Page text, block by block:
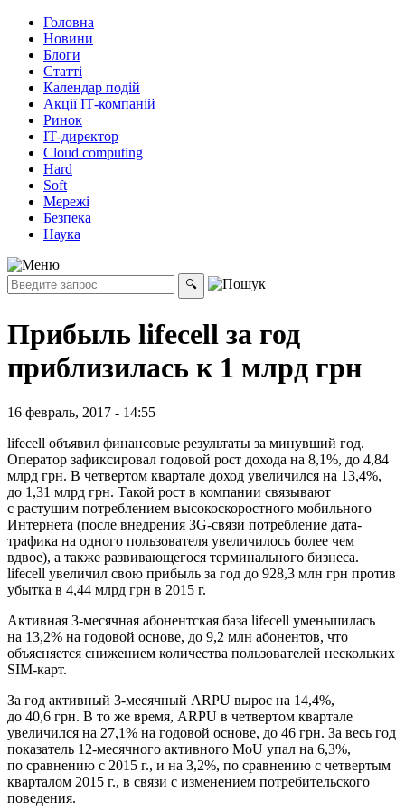
Головна
Новини
Блоги
Статті
Календар подій
Акції ІТ-компаній
Ринок
ІТ-директор
Cloud computing
Hard
Soft
Мережі
Безпека
Наука
Прибыль lifecell за год
приблизилась к 1 млрд грн
16 февраль, 2017 - 14:55
lifecell объявил финансовые результаты за минувший год.
Оператор зафиксировал годовой рост дохода на 8,1%, до 4,84
млрд грн. В четвертом квартале доход увеличился на 13,4%,
до 1,31 млрд грн. Такой рост в компании связывают
с растущим потреблением высокоскоростного мобильного
Интернета (после внедрения 3G-связи потребление дата-
трафика на одного пользователя увеличилось более чем
вдвое), а также развивающегося терминального бизнеса.
lifecell увеличил свою прибыль за год до 928,3 млн грн против
убытка в 4,44 млрд грн в 2015 г.
Активная 3-месячная абонентская база lifecell уменьшилась
на 13,2% на годовой основе, до 9,2 млн абонентов, что
объясняется снижением количества пользователей нескольких
SIM-карт.
За год активный 3-месячный ARPU вырос на 14,4%,
до 40,6 грн. В то же время, ARPU в четвертом квартале
увеличился на 27,1% на годовой основе, до 46 грн. За весь год
показатель 12-месячного активного MoU упал на 6,3%,
по сравнению с 2015 г., и на 3,2%, по сравнению с четвертым
кварталом 2015 г., в связи с изменением потребительского
поведения.